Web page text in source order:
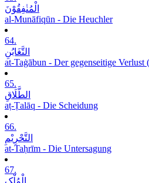
الْمُنٰفِقُوْنَ
al-Munāfiqūn - Die Heuchler
64.
التَّغَابُنِ
at-Taġābun - Der gegenseitige
65.
الطَّلَاقِ
aṭ-Ṭalāq - Die Scheidung
66.
التَّحْرِیْمِ
at-Taḥrīm - Die Untersagung
67.